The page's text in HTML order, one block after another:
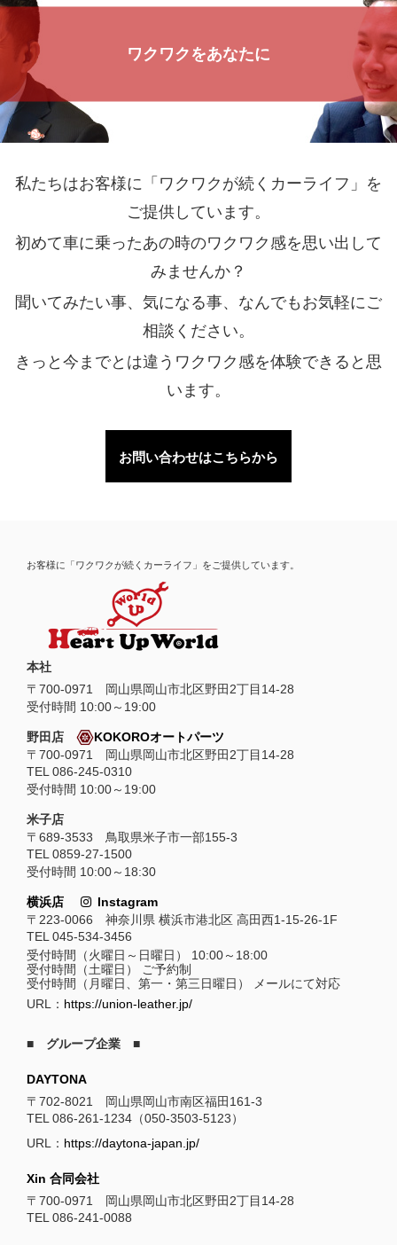
ワクワクをあなたに
私たちはお客様に「ワクワクが続くカーライフ」を
ご提供しています。
初めて車に乗ったあの時のワクワク感を思い出して
みませんか？
聞いてみたい事、気になる事、なんでもお気軽にご
相談ください。
きっと今までとは違うワクワク感を体験できると思
います。
お問い合わせはこちらから
お客様に「ワクワクが続くカーライフ」をご提供しています。
本社
〒 700-0971 岡山県岡山市北区野田2丁目14-28
受付時間 10:00～19:00
野田店
KOKOROオートパーツ
〒700-0971 岡山県岡山市北区野田2丁目14-28
TEL 086-245-0310
受付時間 10:00～19:00
米子店
〒689-3533 鳥取県米子市一部155-3
TEL 0859-27-1500
受付時間 10:00～18:30
横浜店
Instagram
〒223-0066 神奈川県 横浜市港北区 高田西1-15-26-1F
TEL 045-534-3456
受付時間（火曜日～日曜日） 10:00～18:00
受付時間（土曜日） ご予約制
受付時間（月曜日、第一・第三日曜日） メールにて対応
URL： https://union-leather.jp/
■ グループ企業 ■
DAYTONA
〒702-8021 岡山県岡山市南区福田161-3
TEL 086-261-1234（050-3503-5123）
URL： https://daytona-japan.jp/
Xin 合同会社
〒700-0971 岡山県岡山市北区野田2丁目14-28
TEL 086-241-0088